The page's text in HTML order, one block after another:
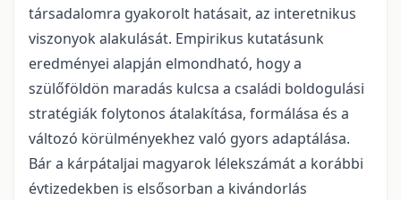
társadalomra gyakorolt hatásait, az interetnikus
viszonyok alakulását. Empirikus kutatásunk
eredményei alapján elmondható, hogy a
szülőföldön maradás kulcsa a családi boldogulási
stratégiák folytonos átalakítása, formálása és a
változó körülményekhez való gyors adaptálása.
Bár a kárpátaljai magyarok lélekszámát a korábbi
évtizedekben is elsősorban a kivándorlás